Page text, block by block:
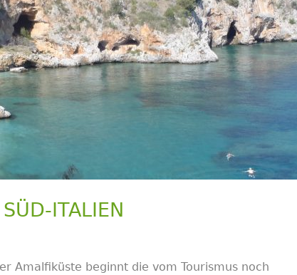
ITALIEN
Amalfiküste beginnt die vom Tourismus noch